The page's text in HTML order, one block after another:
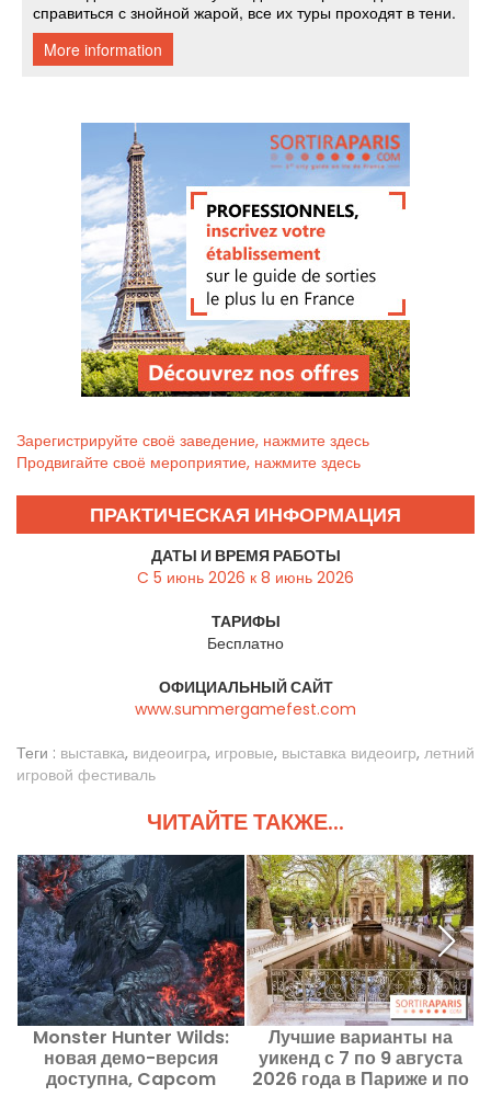
Зарегистрируйте своё заведение, нажмите здесь
Продвигайте своё мероприятие, нажмите здесь
ПРАКТИЧЕСКАЯ ИНФОРМАЦИЯ
ДАТЫ И ВРЕМЯ РАБОТЫ
C 5 июнь 2026 к 8 июнь 2026
ТАРИФЫ
Бесплатно
ОФИЦИАЛЬНЫЙ САЙТ
www.summergamefest.com
Теги : выставка, видеоигра, игровые, выставка видеоигр, летний
игровой фестиваль
ЧИТАЙТЕ ТАКЖЕ...
Monster Hunter Wilds:
новая демо-версия
доступна, Capcom
Лучшие варианты на
уикенд с 7 по 9 августа
2026 года в Париже и по